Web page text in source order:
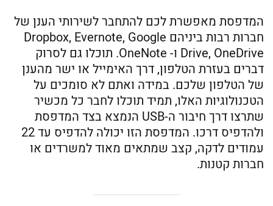
המדפסת מאפשרת לכם להתחבר לשירותי הענן של
חברות רבות ביניהם Dropbox, Evernote, Google
Drive, OneDrive ו- OneNote. תוכלו גם לסרוק
דברים בעזרת הטלפון, דרך האימייל או ישר מהענן
של הטלפון שלכם. במידה ואתם לא סומכים על
הטכנולוגיות האלו, תמיד תוכלו לחבר כל מכשיר
שתרצו דרך חיבור ה-USB הנמצא בצד המדפסת
ולהדפיס דרכו. המדפסת הזו יכולה להדפיס עד 22
עמודים לדקה, קצב שמתאים מאוד למשרדים או
חברות קטנות.